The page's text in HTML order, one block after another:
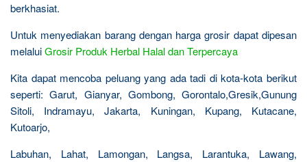
berkhasiat.
Untuk menyediakan barang dengan harga grosir dapat dipesan
melaluiGrosir Produk Herbal Halal dan Terpercaya
Kita dapat mencoba peluang yang ada tadi di kota-kota berikut
seperti: Garut, Gianyar, Gombong, Gorontalo,Gresik,Gunung
Sitoli, Indramayu, Jakarta, Kuningan, Kupang, Kutacane,
Kutoarjo,
Labuhan, Lahat, Lamongan, Langsa, Larantuka, Lawang,